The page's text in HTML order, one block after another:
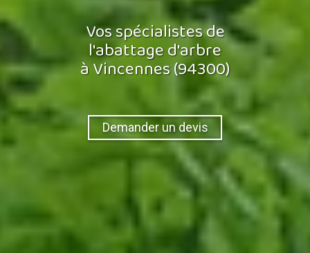
Vos spécialistes de
l'abattage d'arbre
à Vincennes (94300)
Demander un devis